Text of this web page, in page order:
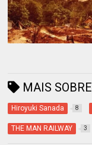
MAIS SOBRE
Hiroyuki Sanada 8
THE MAN RAILWAY 3